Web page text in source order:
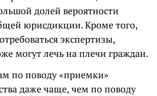
долей вероятности
юрисдикции. Кроме того,
экспертизы,
могут лечь на плечи граждан.
по поводу «приемки»
даже чаще, чем по поводу